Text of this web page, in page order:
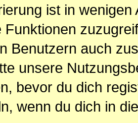
ist in
Funktionen
Benutzern auch
unsere
bevor du dich
wenn du dich in